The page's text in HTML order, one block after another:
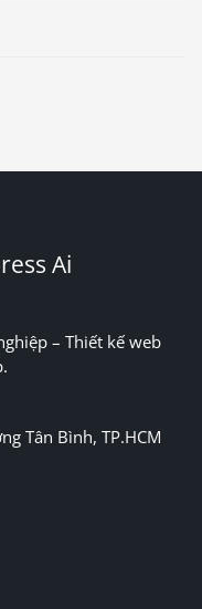
Ai
– Thiết kế web
Tân Bình, TP.HCM